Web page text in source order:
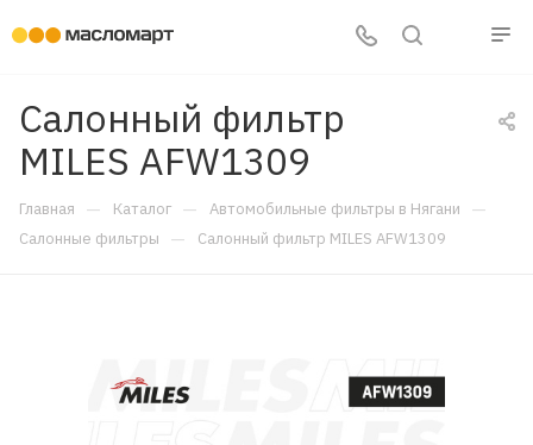
Салонный фильтр
MILES AFW1309
Главная — Каталог — Автомобильные фильтры в Нягани —
Салонные фильтры — Салонный фильтр MILES AFW1309